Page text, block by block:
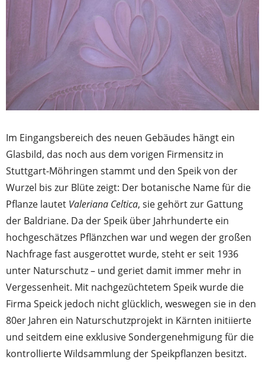
Im Eingangsbereich des neuen Gebäudes hängt ein
Glasbild, das noch aus dem vorigen Firmensitz in
Stuttgart-Möhringen stammt und den Speik von der
Wurzel bis zur Blüte zeigt: Der botanische Name für die
Pflanze lautet Valeriana Celtica, sie gehört zur Gattung
der Baldriane. Da der Speik über Jahrhunderte ein
hochgeschätzes Pflänzchen war und wegen der großen
Nachfrage fast ausgerottet wurde, steht er seit 1936
unter Naturschutz – und geriet damit immer mehr in
Vergessenheit. Mit nachgezüchtetem Speik wurde die
Firma Speick jedoch nicht glücklich, weswegen sie in den
80er Jahren ein Naturschutzprojekt in Kärnten initiierte
und seitdem eine exklusive Sondergenehmigung für die
kontrollierte Wildsammlung der Speikpflanzen besitzt.